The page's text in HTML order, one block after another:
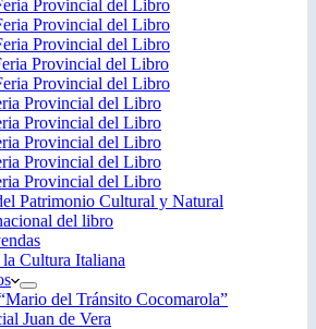
Provincial del Libro
Provincial del Libro
Provincial del Libro
Provincial del Libro
Provincial del Libro
Provincial del Libro
Provincial del Libro
Provincial del Libro
Provincial del Libro
Provincial del Libro
Patrimonio Cultural y Natural
del libro
la Cultura Italiana
del Tránsito Cocomarola”
Juan de Vera